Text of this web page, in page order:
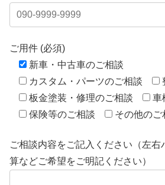
ご用件 (必須)
新車・中古車のご相談
カスタム・パーツのご相談
板金塗装・修理のご相談
車
保険等のご相談
その他のご
ご相談内容をご記入ください（左右
算などご希望をご明記ください）